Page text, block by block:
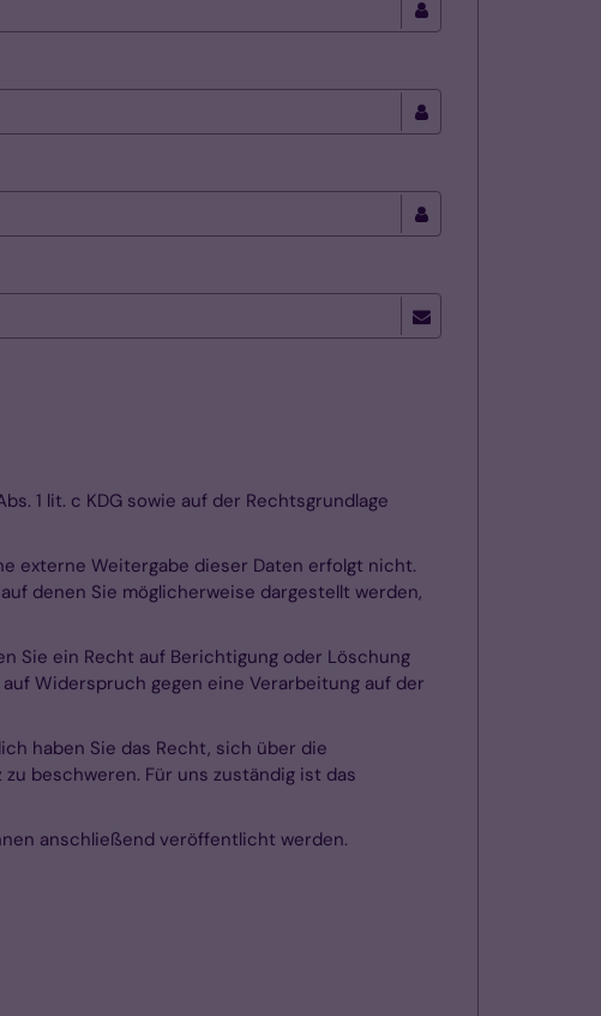
1 lit. c KDG sowie auf der Rechtsgrundlage
externe Weitergabe dieser Daten erfolgt nicht.
denen Sie möglicherweise dargestellt werden,
Sie ein Recht auf Berichtigung oder Löschung
Widerspruch gegen eine Verarbeitung auf der
haben Sie das Recht, sich über die
beschweren. Für uns zuständig ist das
anschließend veröffentlicht werden.